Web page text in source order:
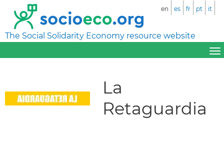
The Social Solidarity Economy resource website
en es fr pt it
La
Retaguardia